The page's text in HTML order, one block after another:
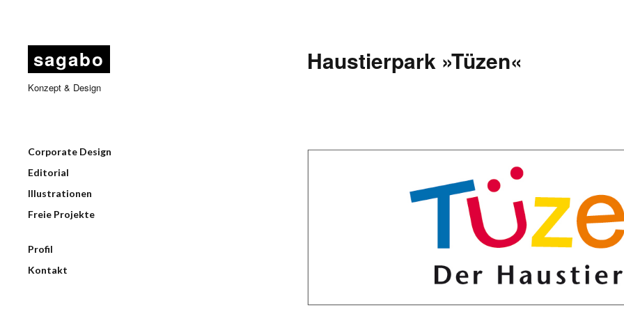
sagabo
Konzept & Design
Corporate Design
Editorial
Illustrationen
Freie Projekte
Profil
Kontakt
Haustierpark »Tüzen«